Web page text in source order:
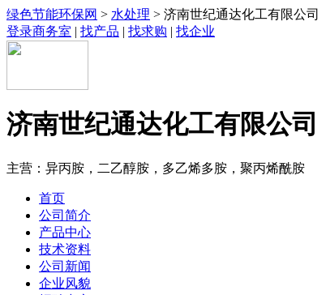
绿色节能环保网 > 水处理 > 济南世纪通达化工有限公司
登录商务室 | 找产品 | 找求购 | 找企业
济南世纪通达化工有限公司
主营：异丙胺，二乙醇胺，多乙烯多胺，聚丙烯酰胺
首页
公司简介
产品中心
技术资料
公司新闻
企业风貌